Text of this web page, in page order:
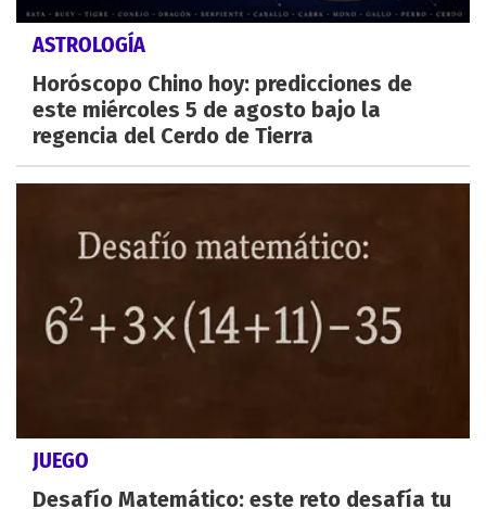
ASTROLOGÍA
Horóscopo Chino hoy: predicciones de
este miércoles 5 de agosto bajo la
regencia del Cerdo de Tierra
JUEGO
Desafío Matemático: este reto desafía tu